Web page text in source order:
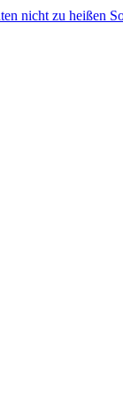
nicht zu heißen